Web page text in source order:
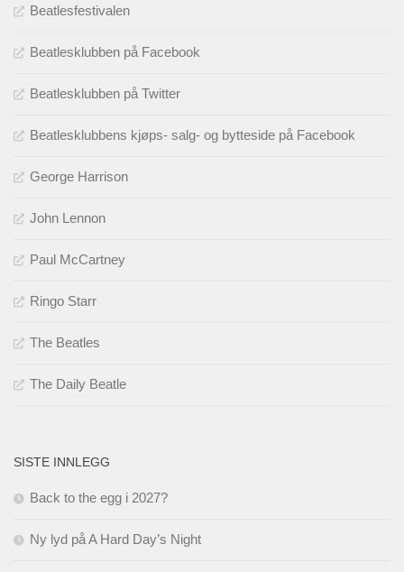
Beatlesfestivalen
Beatlesklubben på Facebook
Beatlesklubben på Twitter
Beatlesklubbens kjøps- salg- og bytteside på Facebook
George Harrison
John Lennon
Paul McCartney
Ringo Starr
The Beatles
The Daily Beatle
SISTE INNLEGG
Back to the egg i 2027?
Ny lyd på A Hard Day’s Night